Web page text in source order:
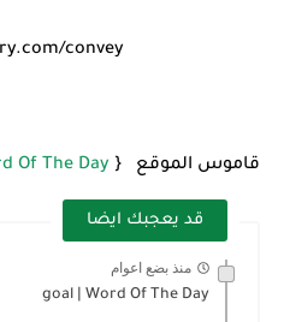
convey
قاموس الموقع { Of The Day
قد يعجبك ايضا
منذ بضع اعوام
goal | Word Of The Day